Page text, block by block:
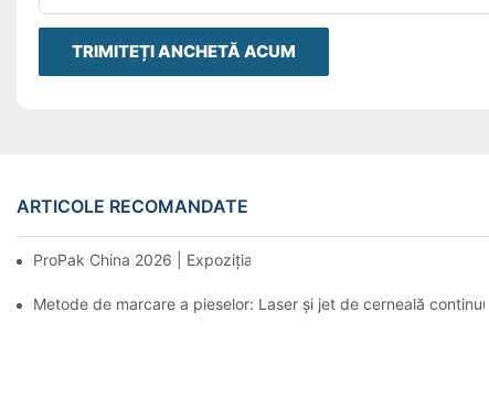
TRIMITEȚI ANCHETĂ ACUM
ARTICOLE RECOMANDATE
ProPak China 2026 | Expoziția se termină, serviciile noastre nu
Metode de marcare a pieselor: Laser și jet de cerneală continuu